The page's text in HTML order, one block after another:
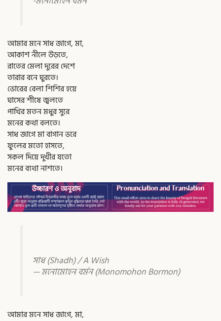
আমার মনে সাধ জাগে, মা,
আকাশ নীলে উড়তে,
রাতের মেলা দুরের দেশে
তারার বনে ঘুরতে।
ভোরের বেলা শিশির হয়ে
ঘাসের শীষে জ্বলতে
পাখির মতন মধুর সুরে
মনের কথা বলতে।
সাধ জাগে মা বাগান ভরে
ফুলের মতো হাসতে,
সকল দিয়ে দুখীর যতো
মনের ব্যথা নাশতে।
সাধ (Shadh) / A Wish
— মনোমোহন বর্মন (Monomohon Bormon)
আমার মনে সাধ জাগে, মা,